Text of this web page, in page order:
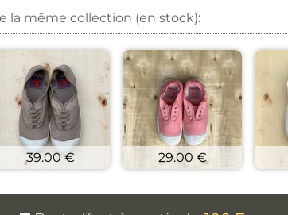
la même collection (en stock):
39.00 € 29.00 €